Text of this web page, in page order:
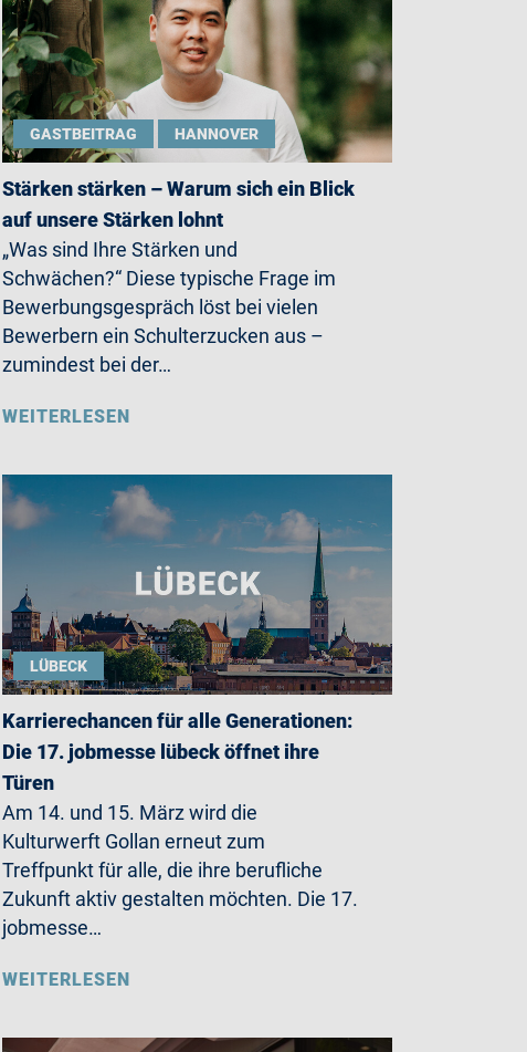
GASTBEITRAG HANNOVER
Stärken stärken – Warum sich ein Blick
auf unsere Stärken lohnt
„Was sind Ihre Stärken und
Schwächen?“ Diese typische Frage im
Bewerbungsgespräch löst bei vielen
Bewerbern ein Schulterzucken aus –
zumindest bei der…
WEITERLESEN
LÜBECK
Karrierechancen für alle Generationen:
Die 17. jobmesse lübeck öffnet ihre
Türen
Am 14. und 15. März wird die
Kulturwerft Gollan erneut zum
Treffpunkt für alle, die ihre berufliche
Zukunft aktiv gestalten möchten. Die 17.
jobmesse…
WEITERLESEN